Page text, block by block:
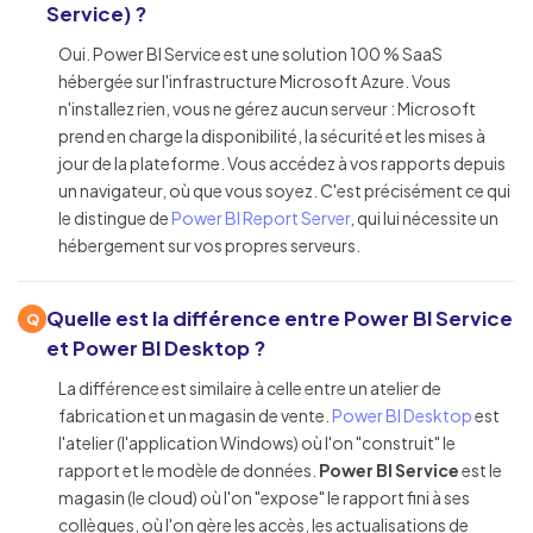
Service) ?
Oui. Power BI Service est une solution 100 % SaaS
hébergée sur l'infrastructure Microsoft Azure. Vous
n'installez rien, vous ne gérez aucun serveur : Microsoft
prend en charge la disponibilité, la sécurité et les mises à
jour de la plateforme. Vous accédez à vos rapports depuis
un navigateur, où que vous soyez. C'est précisément ce qui
le distingue dePower BI Report Server, qui lui nécessite un
hébergement sur vos propres serveurs.
Quelle est la différence entre Power BI Service
et Power BI Desktop ?
La différence est similaire à celle entre un atelier de
fabrication et un magasin de vente. Power BI Desktopest
l'atelier (l'application Windows) où l'on "construit" le
rapport et le modèle de données. Power BI Serviceest le
magasin (le cloud) où l'on "expose" le rapport fini à ses
collègues, où l'on gère les accès, les actualisations de